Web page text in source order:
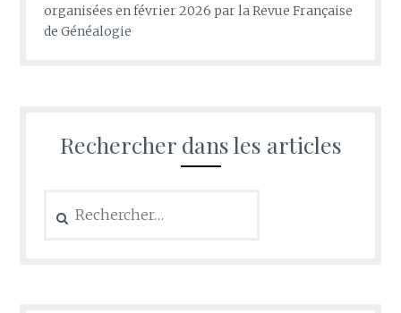
organisées en février 2026 par la Revue Française
de Généalogie
Rechercher dans les articles